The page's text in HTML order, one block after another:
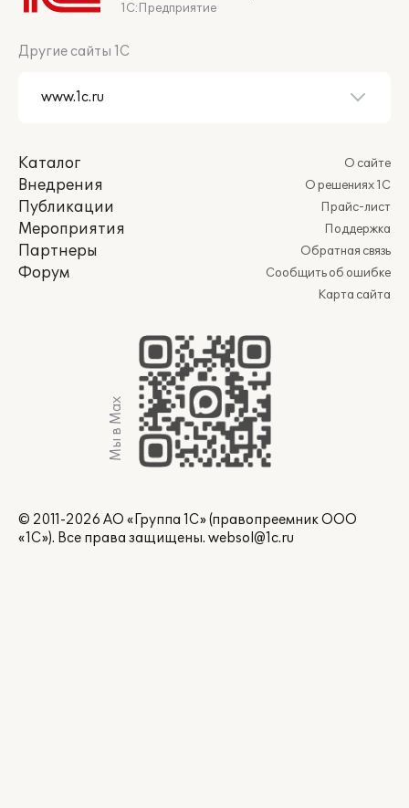
1С:Предприятие
Другие сайты 1С
Каталог
Внедрения
Публикации
Мероприятия
Партнеры
Форум
О сайте
О решениях 1С
Прайс-лист
Поддержка
Обратная связь
Сообщить об ошибке
Карта сайта
Мы в Max
© 2011-2026 АО «Группа 1С» (правопреемник ООО
«1С»). Все права защищены. websol@1c.ru